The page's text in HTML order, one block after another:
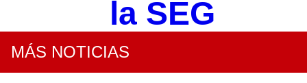
la SEG
MÁS NOTICIAS